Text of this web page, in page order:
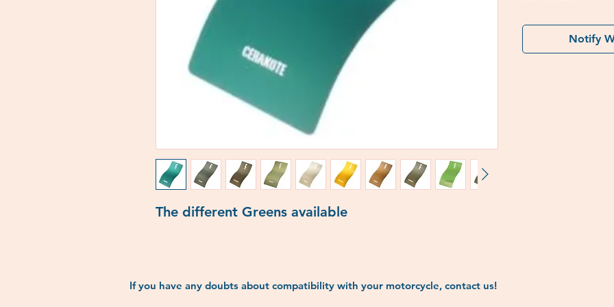
The different Greens available
Notify
If you have any doubts about compatibility with your motorcycle, contact us!